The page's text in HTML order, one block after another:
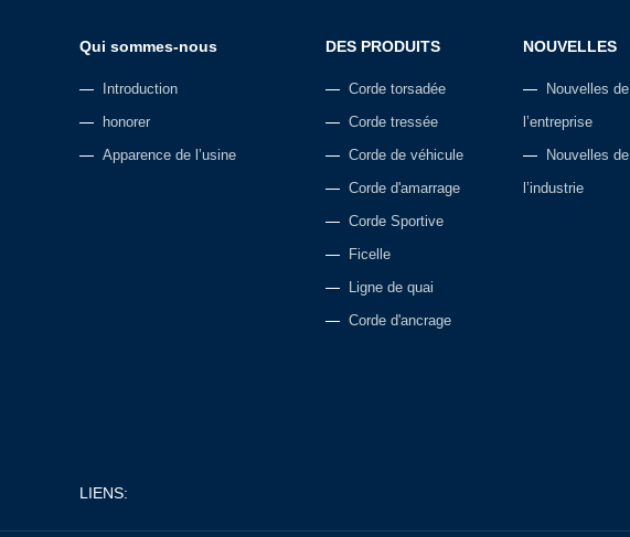
Qui sommes-nous
Introduction
honorer
Apparence de l’usine
DES PRODUITS
Corde torsadée
Corde tressée
Corde de véhicule
Corde d'amarrage
Corde Sportive
Ficelle
Ligne de quai
Corde d'ancrage
NOUVELLES
Nouvelles de
l’entreprise
Nouvelles de
l’industrie
LIENS: